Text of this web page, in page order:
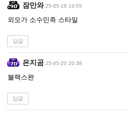
잠만와 25-05-19 19:05
외모가 소수민족 스타일
답글
은지곰 25-05-20 20:38
블랙스완
답글